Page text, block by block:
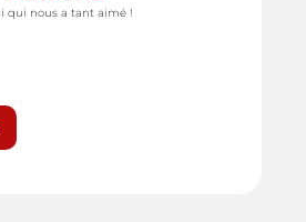
qui nous a tant aimé !